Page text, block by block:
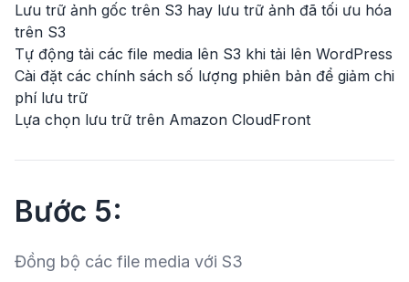
Lưu trữ ảnh gốc trên S3 hay lưu trữ ảnh đã tối ưu hóa
trên S3
Tự động tải các file media lên S3 khi tải lên WordPress
Cài đặt các chính sách số lượng phiên bản để giảm chi
phí lưu trữ
Lựa chọn lưu trữ trên Amazon CloudFront
Bước 5:
Đồng bộ các file media với S3